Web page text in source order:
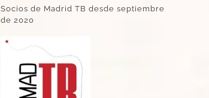
Socios de Madrid TB desde septiembre
de 2020